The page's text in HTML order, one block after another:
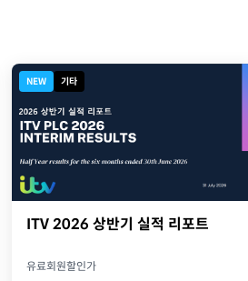
NEW 기타
ITV 2026 상반기 실적 리포트
유료회원할인가